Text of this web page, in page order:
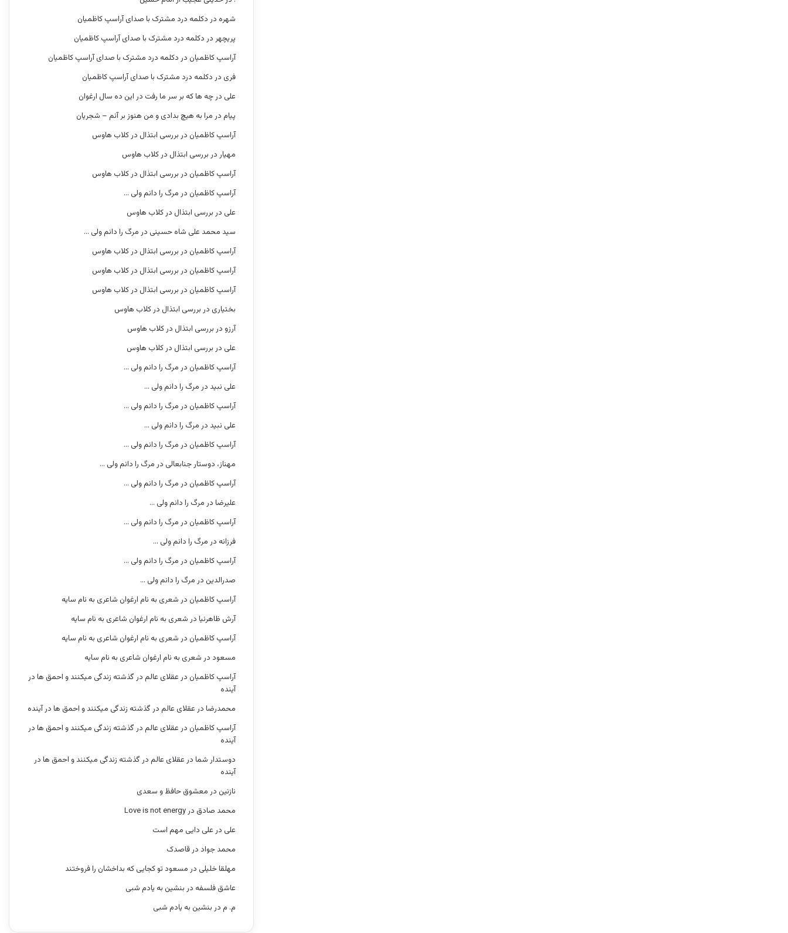
شهره در دکلمه درد مشترک با صدای آراسپ کاظمیان
پریچهر در دکلمه درد مشترک با صدای آراسپ کاظمیان
آراسپ کاظمیان در دکلمه درد مشترک با صدای آراسپ کاظمیان
فری در دکلمه درد مشترک با صدای آراسپ کاظمیان
علی درچه ها که بر سر ما رفت در این ده سال ارغوان
پیام در مرا به هیچ بدادی و من هنوز بر آنم – شجریان
آراسپ کاظمیان در بررسی ابتذال در کلاب هاوس
مهیار در بررسی ابتذال در کلاب هاوس
آراسپ کاظمیان در بررسی ابتذال در کلاب هاوس
آراسپ کاظمیان در مرگ را دانم ولی …
علی در بررسی ابتذال در کلاب هاوس
سید محمد علی شاه حسینی در مرگ را دانم ولی …
آراسپ کاظمیان در بررسی ابتذال در کلاب هاوس
آراسپ کاظمیان در بررسی ابتذال در کلاب هاوس
آراسپ کاظمیان در بررسی ابتذال در کلاب هاوس
بختیاری در بررسی ابتذال در کلاب هاوس
آرزو در بررسی ابتذال در کلاب هاوس
علی در بررسی ابتذال در کلاب هاوس
آراسپ کاظمیان در مرگ را دانم ولی …
علی نبید در مرگ را دانم ولی …
آراسپ کاظمیان در مرگ را دانم ولی …
علی نبید در مرگ را دانم ولی …
آراسپ کاظمیان در مرگ را دانم ولی …
مهناز، دوستار جنابعالی در مرگ را دانم ولی …
آراسپ کاظمیان در مرگ را دانم ولی …
علیرضا در مرگ را دانم ولی …
آراسپ کاظمیان در مرگ را دانم ولی …
فرزانه در مرگ را دانم ولی …
آراسپ کاظمیان در مرگ را دانم ولی …
صدرالدین در مرگ را دانم ولی …
آراسپ کاظمیان در شعری به نام ارغوان شاعری به نام سایه
آرش ظاهرنیا در شعری به نام ارغوان شاعری به نام سایه
آراسپ کاظمیان در شعری به نام ارغوان شاعری به نام سایه
مسعود در شعری به نام ارغوان شاعری به نام سایه
آراسپ کاظمیان در عقلای عالم در گذشته زندگی میکنند و احمق ها در
آینده
محمدرضا در عقلای عالم در گذشته زندگی میکنند و احمق ها در آینده
آراسپ کاظمیان در عقلای عالم در گذشته زندگی میکنند و احمق ها در
آینده
دوستدار شما در عقلای عالم در گذشته زندگی میکنند و احمق ها در
آینده
نازنین در معشوق حافظ و سعدی
محمد صادق درLove is not energy
علی در علی دایی مهم است
محمد جواد درقاصدک
مهلقا خلیلی در مسعود تو کجایی که بداخشان را فروختند
عاشق فلسفه در بنشین به یادم شبی
م. م در بنشین به یادم شبی